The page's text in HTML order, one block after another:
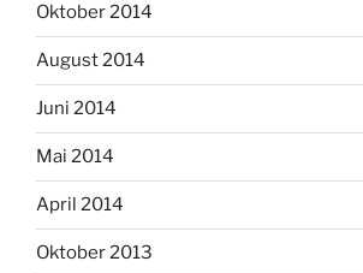
Oktober 2014
August 2014
Juni 2014
Mai 2014
April 2014
Oktober 2013